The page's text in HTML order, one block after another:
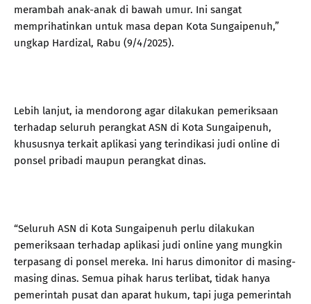
merambah anak-anak di bawah umur. Ini sangat
memprihatinkan untuk masa depan Kota Sungaipenuh,”
ungkap Hardizal, Rabu (9/4/2025).
Lebih lanjut, ia mendorong agar dilakukan pemeriksaan
terhadap seluruh perangkat ASN di Kota Sungaipenuh,
khususnya terkait aplikasi yang terindikasi judi online di
ponsel pribadi maupun perangkat dinas.
“Seluruh ASN di Kota Sungaipenuh perlu dilakukan
pemeriksaan terhadap aplikasi judi online yang mungkin
terpasang di ponsel mereka. Ini harus dimonitor di masing-
masing dinas. Semua pihak harus terlibat, tidak hanya
pemerintah pusat dan aparat hukum, tapi juga pemerintah